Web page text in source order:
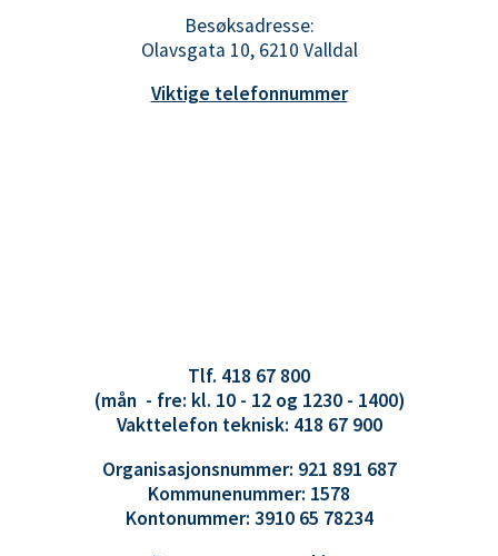
Besøksadresse:
Olavsgata 10, 6210 Valldal
Viktige telefonnummer
Tlf. 418 67 800
(mån - fre: kl. 10 - 12 og 1230 - 1400)
Vakttelefon teknisk: 418 67 900
Organisasjonsnummer: 921 891 687
Kommunenummer: 1578
Kontonummer: 3910 65 78234